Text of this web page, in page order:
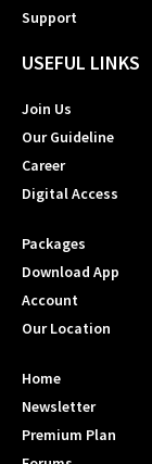
Support
USEFUL LINKS
Join Us
Our Guideline
Career
Digital Access
Packages
Download App
Account
Our Location
Home
Newsletter
Premium Plan